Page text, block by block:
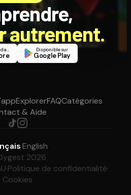
autrement.
Télécharger dans Disponible sur
Google Play
ExplorerFAQCatégories
& Aide
·English
2026
·Politique de confidentialité·
Cookies